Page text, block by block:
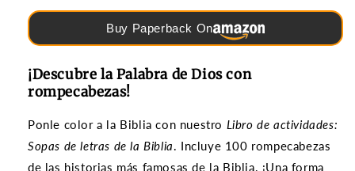
Biblia
3-
Biblia
(grados
3-
Buy Paperback On
¡Descubre la Palabra de Dios con
rompecabezas!
Ponle color a la Biblia con nuestro Libro de actividades:
Sopas de letras de la Biblia
. Incluye 100 rompecabezas
de las historias más famosas de la Biblia. ¡Una forma